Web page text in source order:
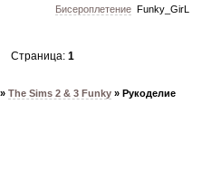
Бисероплетение Funky_GirL
Страница:1
» The Sims 2 & 3 Funky » Рукоделие